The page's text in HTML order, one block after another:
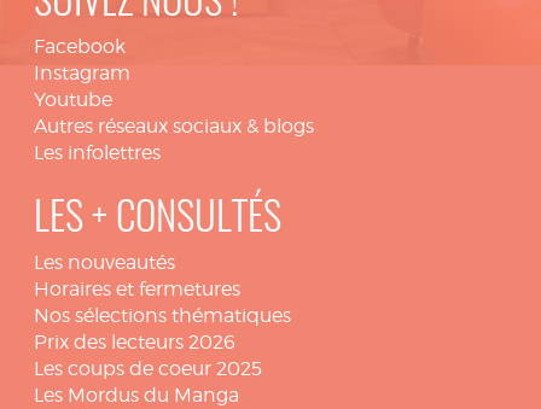
Facebook
Instagram
Youtube
Autres réseaux sociaux & blogs
Les infolettres
LES + CONSULTÉS
Les nouveautés
Horaires et fermetures
Nos sélections thématiques
Prix des lecteurs 2026
Les coups de coeur 2025
Les Mordus du Manga